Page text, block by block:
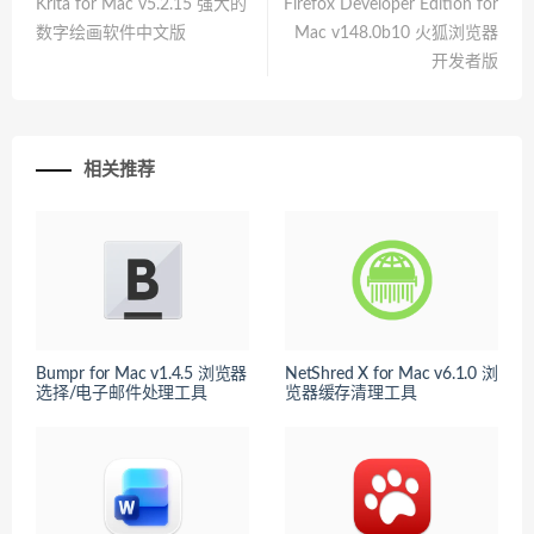
Krita for Mac v5.2.15 强大的
数字绘画软件中文版
Firefox Developer Edition for
Mac v148.0b10 火狐浏览器
开发者版
相关推荐
Bumpr for Mac v1.4.5 浏览器
选择/电子邮件处理工具
NetShred X for Mac v6.1.0 浏
览器缓存清理工具